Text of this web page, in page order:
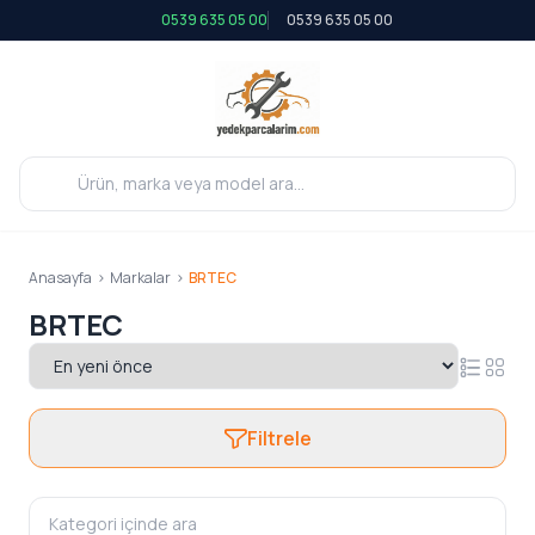
0539 635 05 00 0539 635 05 00
Anasayfa > Markalar > BRTEC
BRTEC
Filtrele